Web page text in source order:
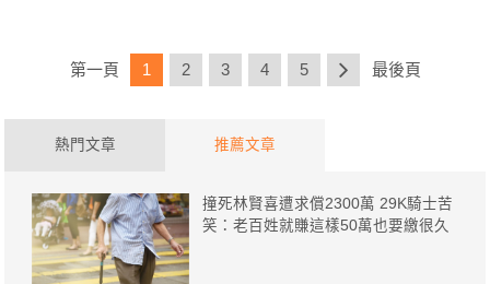
第一頁 1 2 3 4 5 最後頁
熱門文章 推薦文章
撞死林賢喜遭求償2300萬 29K騎士苦
笑：老百姓就賺這樣50萬也要繳很久